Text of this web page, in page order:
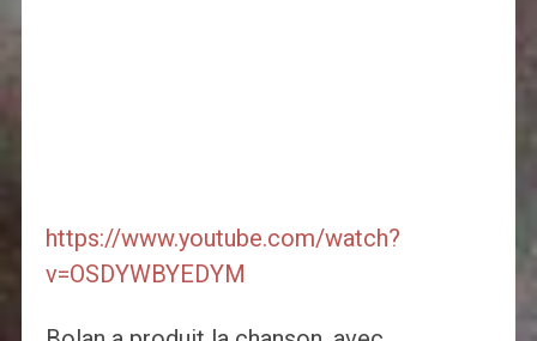
https://www.youtube.com/watch?
v=OSDYWBYEDYM